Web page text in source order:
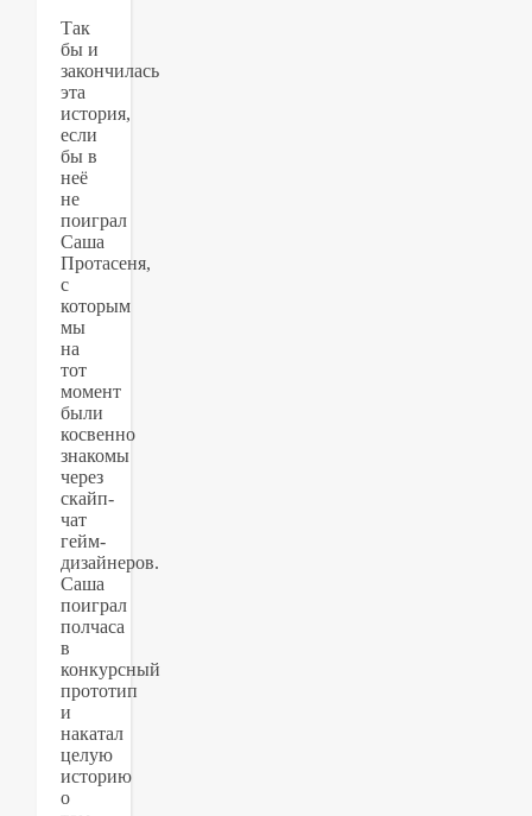
Так
бы и
закончилась
эта
история,
если
бы в
неё
не
поиграл
Саша
Протасеня,
с
которым
мы
на
тот
момент
были
косвенно
знакомы
через
скайп-
чат
гейм-
дизайнеров.
Саша
поиграл
полчаса
в
конкурсный
прототип
и
накатал
целую
историю
о